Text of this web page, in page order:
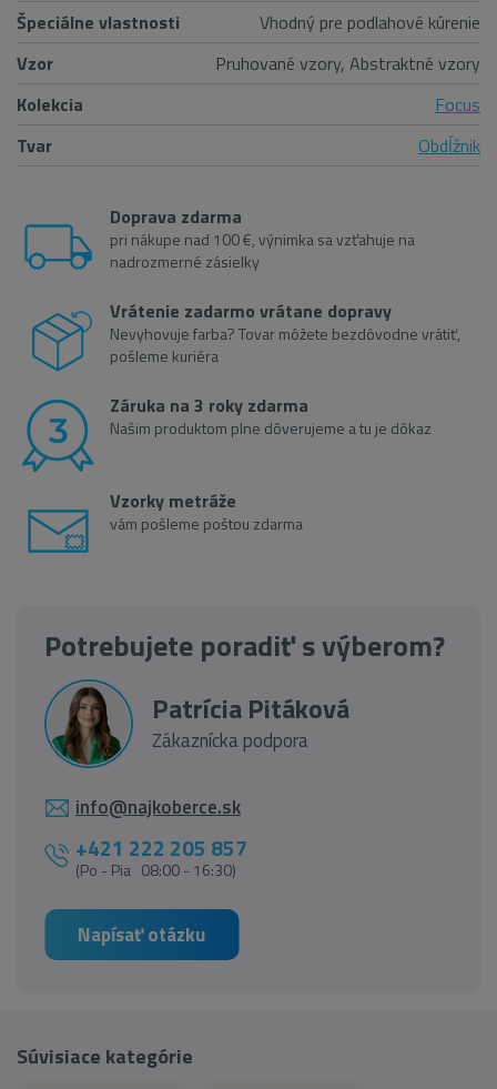
Špeciálne vlastnosti
Vhodný pre podlahové kúrenie
Vzor
Pruhované vzory, Abstraktné vzory
Kolekcia
Focus
Tvar
Obdĺžnik
Doprava zdarma
pri nákupe nad 100 €, výnimka sa vzťahuje na
nadrozmerné zásielky
Vrátenie zadarmo vrátane dopravy
Nevyhovuje farba? Tovar môžete bezdôvodne vrátiť,
pošleme kuriéra
Záruka na 3 roky zdarma
Našim produktom plne dôverujeme a tu je dôkaz
Vzorky metráže
vám pošleme poštou zdarma
Potrebujete poradiť s výberom?
Patrícia Pitáková
Zákaznícka podpora
info@najkoberce.sk
+421 222 205 857
(Po - Pia 08:00 - 16:30)
Napísať otázku
Súvisiace kategórie